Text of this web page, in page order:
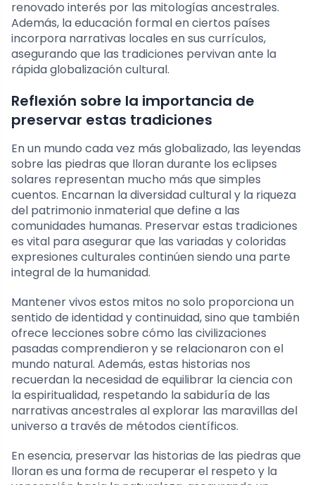
renovado interés por las mitologías ancestrales.
Además, la educación formal en ciertos países
incorpora narrativas locales en sus currículos,
asegurando que las tradiciones pervivan ante la
rápida globalización cultural.
Reflexión sobre la importancia de
preservar estas tradiciones
En un mundo cada vez más globalizado, las leyendas
sobre las piedras que lloran durante los eclipses
solares representan mucho más que simples
cuentos. Encarnan la diversidad cultural y la riqueza
del patrimonio inmaterial que define a las
comunidades humanas. Preservar estas tradiciones
es vital para asegurar que las variadas y coloridas
expresiones culturales continúen siendo una parte
integral de la humanidad.
Mantener vivos estos mitos no solo proporciona un
sentido de identidad y continuidad, sino que también
ofrece lecciones sobre cómo las civilizaciones
pasadas comprendieron y se relacionaron con el
mundo natural. Además, estas historias nos
recuerdan la necesidad de equilibrar la ciencia con
la espiritualidad, respetando la sabiduría de las
narrativas ancestrales al explorar las maravillas del
universo a través de métodos científicos.
En esencia, preservar las historias de las piedras que
lloran es una forma de recuperar el respeto y la